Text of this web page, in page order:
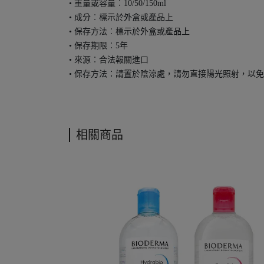
• 重量或容量︰10/50/150ml
• 成分︰標示於外盒或產品上
• 保存方法︰標示於外盒或產品上
• 保存期限︰5年
• 來源︰合法報關進口
• 保存方法：請置於陰涼處，請勿直接陽光照射，以
相關商品